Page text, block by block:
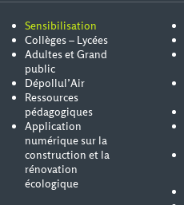
Sensibilisation
Collèges – Lycées
Adultes et Grand
public
Dépollul’Air
Ressources
pédagogiques
Application
numérique sur la
construction et la
rénovation
écologique